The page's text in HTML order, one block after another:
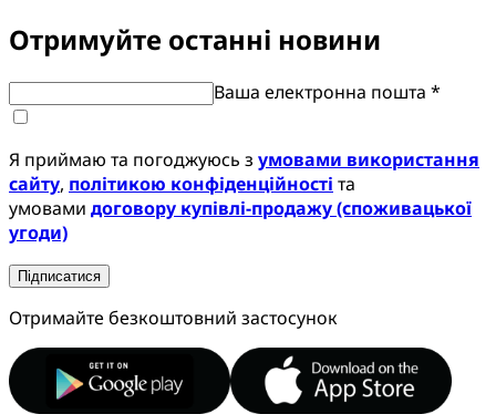
Отримуйте останні новини
Ваша електронна пошта *
Я приймаю та погоджуюсь з умовами використання
сайту, політикою конфіденційності та
умовами договору купівлі-продажу (споживацької
угоди)
Підписатися
Отримайте безкоштовний застосунок